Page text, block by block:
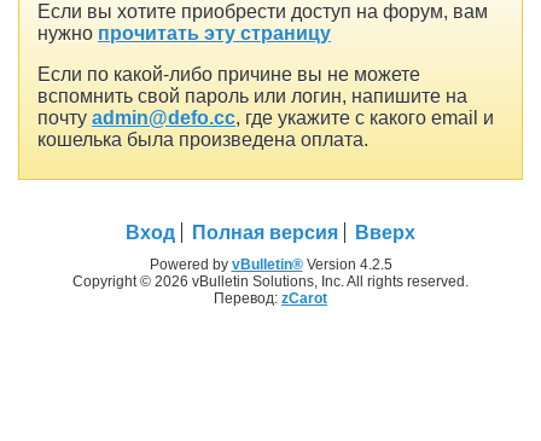
Если вы хотите приобрести доступ на форум, вам
нужно прочитать эту страницу
Если по какой-либо причине вы не можете
вспомнить свой пароль или логин, напишите на
почту admin@defo.cc, где укажите с какого email и
кошелька была произведена оплата.
Вход Полная версия Вверх
Powered by vBulletin®Version 4.2.5
Copyright © 2026 vBulletin Solutions, Inc. All rights reserved.
Перевод: zCarot